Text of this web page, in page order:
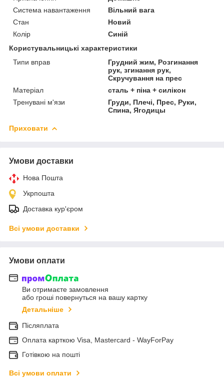
Система навантаження
Вільний вага
Стан
Новий
Колір
Синій
Користувальницькі характеристики
Типи вправ
Грудний жим, Розгинання
рук, згинання рук,
Скручування на прес
Матеріал
сталь + піна + силікон
Тренувані м'язи
Груди, Плечі, Прес, Руки,
Спина, Ягодицы
Приховати
Умови доставки
Нова Пошта
Укрпошта
Доставка кур'єром
Всі умови доставки
Умови оплати
Ви отримаєте замовлення
або гроші повернуться на вашу картку
Детальніше
Післяплата
Оплата карткою Visa, Mastercard - WayForPay
Готівкою на пошті
Всі умови оплати